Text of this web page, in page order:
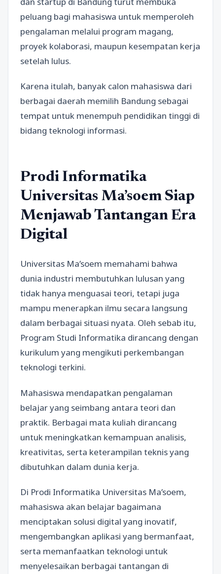
peluang bagi mahasiswa untuk memperoleh
pengalaman melalui program magang,
proyek kolaborasi, maupun kesempatan kerja
setelah lulus.
Karena itulah, banyak calon mahasiswa dari
berbagai daerah memilih Bandung sebagai
tempat untuk menempuh pendidikan tinggi di
bidang teknologi informasi.
Prodi Informatika
Universitas Ma’soem Siap
Menjawab Tantangan Era
Digital
Universitas Ma’soem memahami bahwa
dunia industri membutuhkan lulusan yang
tidak hanya menguasai teori, tetapi juga
mampu menerapkan ilmu secara langsung
dalam berbagai situasi nyata. Oleh sebab itu,
Program Studi Informatika dirancang dengan
kurikulum yang mengikuti perkembangan
teknologi terkini.
Mahasiswa mendapatkan pengalaman
belajar yang seimbang antara teori dan
praktik. Berbagai mata kuliah dirancang
untuk meningkatkan kemampuan analisis,
kreativitas, serta keterampilan teknis yang
dibutuhkan dalam dunia kerja.
Di Prodi Informatika Universitas Ma’soem,
mahasiswa akan belajar bagaimana
menciptakan solusi digital yang inovatif,
mengembangkan aplikasi yang bermanfaat,
serta memanfaatkan teknologi untuk
menyelesaikan berbagai tantangan di